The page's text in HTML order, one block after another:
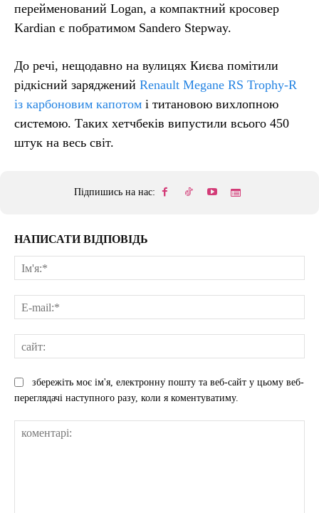
перейменований Logan, а компактний кросовер
Kardian є побратимом Sandero Stepway.
До речі, нещодавно на вулицях Києва помітили
рідкісний заряджений Renault Megane RS Trophy-R
із карбоновим капотом і титановою вихлопною
системою. Таких хетчбеків випустили всього 450
штук на весь світ.
Підпишись на нас:
НАПИСАТИ ВІДПОВІДЬ
збережіть моє ім'я, електронну пошту та веб-сайт у цьому веб-
переглядачі наступного разу, коли я коментуватиму.